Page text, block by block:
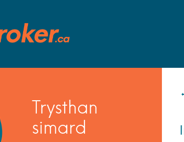
Trysthan
simard